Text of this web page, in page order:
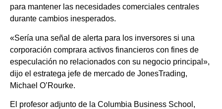
para mantener las necesidades comerciales centrales
durante cambios inesperados.
«Sería una señal de alerta para los inversores si una
corporación comprara activos financieros con fines de
especulación no relacionados con su negocio principal»,
dijo el estratega jefe de mercado de JonesTrading,
Michael O’Rourke.
El profesor adjunto de la Columbia Business School,